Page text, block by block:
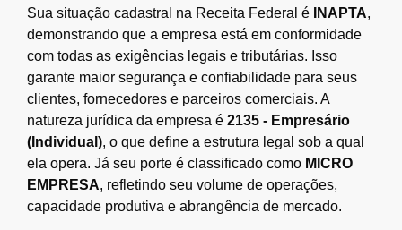
Sua situação cadastral na Receita Federal é INAPTA,
demonstrando que a empresa está em conformidade
com todas as exigências legais e tributárias. Isso
garante maior segurança e confiabilidade para seus
clientes, fornecedores e parceiros comerciais. A
natureza jurídica da empresa é 2135 - Empresário
(Individual), o que define a estrutura legal sob a qual
ela opera. Já seu porte é classificado como MICRO
EMPRESA, refletindo seu volume de operações,
capacidade produtiva e abrangência de mercado.